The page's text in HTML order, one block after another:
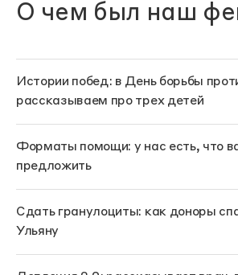
О чем был наш
Истории побед: в День борьбы
рассказываем про трех детей
Форматы помощи: у нас есть, что
предложить
Сдать гранулоциты: как доноры
Ульяну